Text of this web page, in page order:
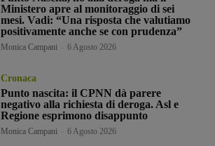
Ministero apre al monitoraggio di sei
mesi. Vadi: “Una risposta che valutiamo
positivamente anche se con prudenza”
Monica Campani 6 Agosto 2026
Cronaca
Punto nascita: il CPNN dà parere
negativo alla richiesta di deroga. Asl e
Regione esprimono disappunto
Monica Campani 6 Agosto 2026